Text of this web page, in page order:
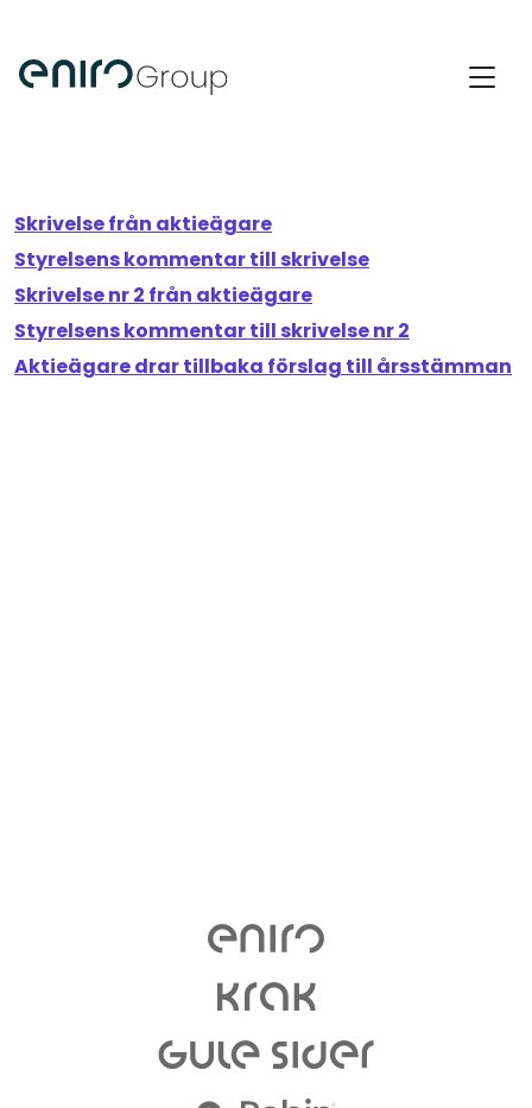
Skrivelse från aktieägare
Styrelsens kommentar till skrivelse
Skrivelse nr 2 från aktieägare
Styrelsens kommentar till skrivelse nr 2
Aktieägare drar tillbaka förslag till årsstämman